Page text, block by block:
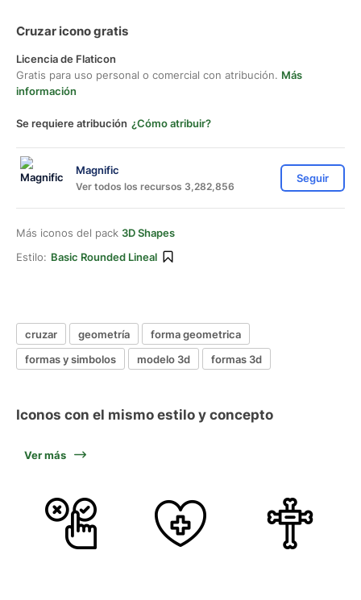
Cruzar icono gratis
Licencia de Flaticon
Gratis para uso personal o comercial con atribución. Más
información
Se requiere atribución ¿Cómo atribuir?
Magnific
Ver todos los recursos 3,282,856
Seguir
Más iconos del pack 3D Shapes
Estilo: Basic Rounded Lineal
cruzar geometría
forma geometrica
formas y simbolos
modelo 3d formas 3d
Iconos con el mismo estilo y concepto
Ver más